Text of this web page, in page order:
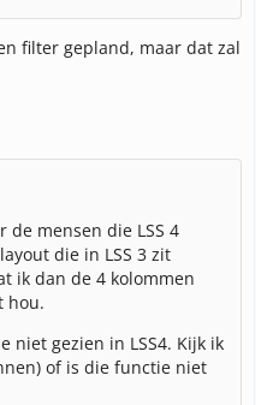
filter gepland, maar dat zal
de mensen die LSS 4
die in LSS 3 zit
ik dan de 4 kolommen
hou.
niet gezien in LSS4. Kijk ik
of is die functie niet